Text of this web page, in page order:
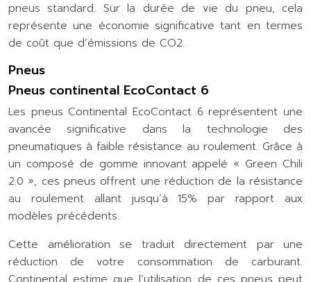
pneus standard. Sur la durée de vie du pneu, cela
représente une économie significative tant en termes
de coût que d’émissions de CO2.
Pneus
Pneus continental EcoContact 6
Les pneus Continental EcoContact 6 représentent une
avancée significative dans la technologie des
pneumatiques à faible résistance au roulement. Grâce à
un composé de gomme innovant appelé « Green Chili
2.0 », ces pneus offrent une réduction de la résistance
au roulement allant jusqu’à 15% par rapport aux
modèles précédents.
Cette amélioration se traduit directement par une
réduction de votre consommation de carburant.